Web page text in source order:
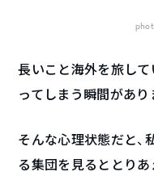
長いこと海外を旅して
ってしまう瞬間があり
そんな心理状態だと、
る集団を見るととりあ